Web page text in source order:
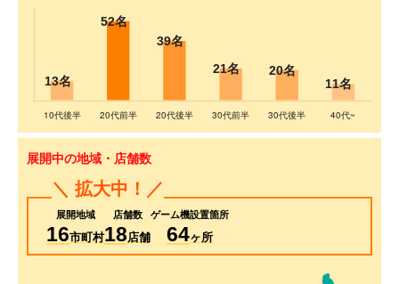
展開中の地域・店舗数
＼ 拡大中！／
展開地域
16市町村
店舗数
18店舗
ゲーム機設置箇所
64ヶ所